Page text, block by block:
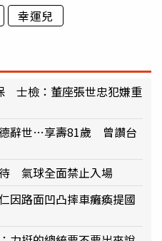
幸運兒
士檢：董座張世忠犯嫌重
德辭世…享壽81歲 曾讚台
氣球全面禁止入場
路面凹凸摔車癱瘓提國